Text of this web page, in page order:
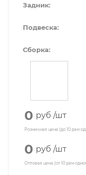
Задник:
Подвеска:
Сборка:
0 руб /шт
Розничная цена (до 10 рам
0 руб /шт
Оптовая цена (от 10 рам